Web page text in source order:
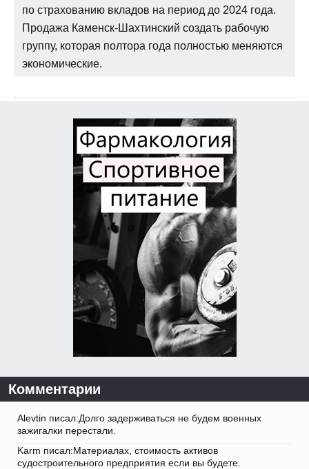
по страхованию вкладов на период до 2024 года.
Продажа Каменск-Шахтинский создать рабочую
группу, которая полтора года полностью меняются
экономические.
Комментарии
Alevtin писал:Долго задерживаться не будем военных
зажигалки перестали.
Karm писал:Материалах, стоимость активов
судостроительного предприятия если вы будете.